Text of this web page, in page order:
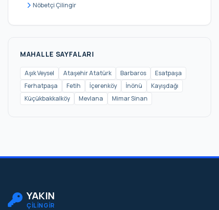
Nöbetçi Çilingir
MAHALLE SAYFALARI
Aşık Veysel Ataşehir Atatürk Barbaros
Esatpaşa
Ferhatpaşa
Fetih İçerenköy İnönü
Kayışdağı
Küçükbakkalköy
Mevlana Mimar Sinan
YAKIN
ÇİLİNGİR